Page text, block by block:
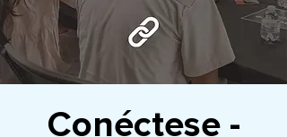
Conéctese -